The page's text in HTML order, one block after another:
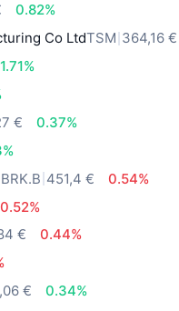
0.82%
Co LtdTSM 364,16 €
1.71%
€
0.37%
BRK.B 451,4 €
0.54%
0.52%
€
0.44%
€
0.34%